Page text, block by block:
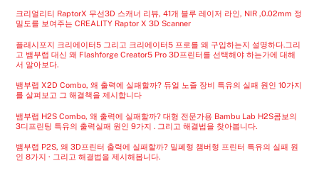
크리얼리티 RaptorX 무선3D 스캐너 리뷰, 41개 블루 레이저 라인, NIR ,0.02mm 정
밀도를 보여주는 CREALITY Raptor X 3D Scanner
플래시포지 크리에이터5 그리고 크리에이터5 프로를 왜 구입하는지 설명하다.그리
고 뱀부랩 대신 왜 Flashforge Creator5 Pro 3D프린터를 선택해야 하는가에 대해
서 알아보다.
뱀부랩 X2D Combo, 왜 출력에 실패할까? 듀얼 노즐 장비 특유의 실패 원인 10가지
를 살펴보고 그 해결책을 제시합니다
뱀부랩 H2S Combo, 왜 출력에 실패할까? 대형 전문가용 Bambu Lab H2S콤보의
3디프린팅 특유의 출력실패 원인 9가지 . 그리고 해결법을 찾아봅니다.
뱀부랩 P2S, 왜 3D프린터 출력에 실패할까? 밀폐형 챔버형 프린터 특유의 실패 원
인 8가지 · 그리고 해결법을 제시해봅니다.